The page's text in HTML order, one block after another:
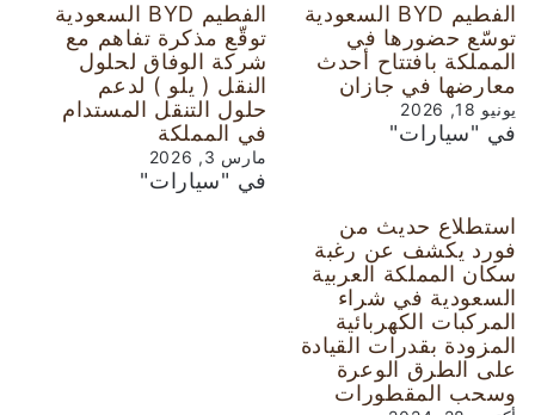
الفطيم BYD السعودية
توسّع حضورها في
المملكة بافتتاح أحدث
معارضها في جازان
يونيو 18, 2026
في "سيارات"
الفطيم BYD السعودية
توقّع مذكرة تفاهم مع
شركة الوفاق لحلول
النقل ( يلو ) لدعم
حلول التنقل المستدام
في المملكة
مارس 3, 2026
في "سيارات"
استطلاع حديث من
فورد يكشف عن رغبة
سكان المملكة العربية
السعودية في شراء
المركبات الكهربائية
المزودة بقدرات القيادة
على الطرق الوعرة
وسحب المقطورات